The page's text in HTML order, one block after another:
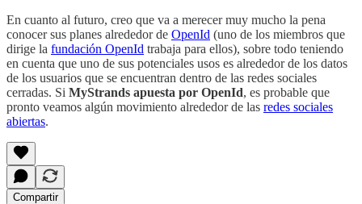
En cuanto al futuro, creo que va a merecer muy mucho la pena
conocer sus planes alrededor de OpenId (uno de los miembros que
dirige la fundación OpenId trabaja para ellos), sobre todo teniendo
en cuenta que uno de sus potenciales usos es alrededor de los datos
de los usuarios que se encuentran dentro de las redes sociales
cerradas. Si MyStrands apuesta por OpenId, es probable que
pronto veamos algún movimiento alrededor de las redes sociales
abiertas.
Compartir